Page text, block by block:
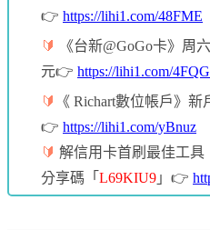
👉 https://lihi1.com/48FME
🔰
《台新@GoGo卡》周
元👉 https://lihi1.com/
🔰
《 Richart數位帳戶》
👉 https://lihi1.com/yBnuz
🔰 解信用卡首刷最佳工具
分享碼「 L69KIU9 」👉